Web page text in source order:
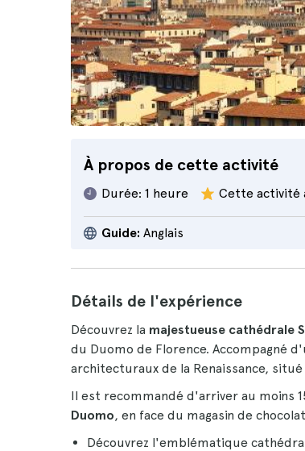
À propos de cette activité
Durée: 1 heure Cette activité
Guide: Anglais
Détails de l'expérience
Découvrez la majestueuse cathédrale
du Duomo de Florence. Accompagné
architecturaux de la Renaissance,
Il est recommandé d'arriver au moins
Duomo, en face du magasin de
Découvrez l'emblématique